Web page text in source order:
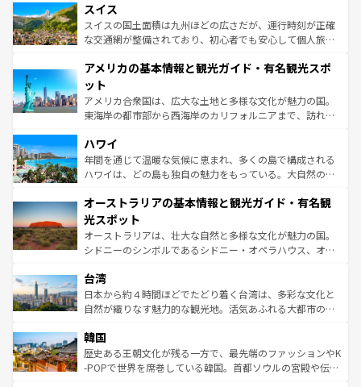
を参照してほしい。
は、お酒好きな人にはぜひ体験してほしい。 なお、新着の
ドイツ情報はコンテンツ一覧を参照してほしい。
リアごとに異なる魅力がある。また、優雅なアフタヌーン
ティー、ビール好きにはたまらない英国パブ、サッカー観
戦など、本場だからこそできる体験も豊富。イギリスを旅
ンツ一覧を参照してほしい。
スイス
スイスの国土面積は九州ほどの広さだが、運行時刻が正確
な交通網が整備されており、初心者でも安心して個人旅行
の建物がそのまま残る町や、スイスならではのユニークな
博物館もあり、アルプス観光だけでなく町歩きも満喫する
ことができる。国民の所得が高いため物価も高いが、旅行
者向けの交通パス提供のサービスもあり、うまく活用すれ
着のスイス情報は
アメリカの基本情報と観光ガイド・有名観光スポ
ット
アメリカ合衆国は、広大な土地と多様な文化が魅力の国。
東海岸の都市部から西海岸のカリフォルニアまで、訪れる
のような巨大都市は、観光、ショッピング、エンターテイ
ンメントが詰まった刺激的なスポットだ。一方、アメリカ
西部には大自然が広がり、グランドキャニオンやイエロー
部のニューオーリンズでは、音楽と美食が融合した独特の
文化が魅力。旅行者はアメリカの各地域で異なる魅力を楽
しみながら、その多様性と豊かな歴史を感じることができ
るだろう。車でのロードトリップや列車の旅も、アメリカ
情報は
ハワイ
年間を通じて温暖な気候に恵まれ、多くの島で構成される
ハワイは、どの島も独自の魅力をもっている。大自然の神
ワイ島は見逃せない。また、定番の観光地といえばオアフ
島だが、静かな自然を求めるならマウイ島やカウアイ島が
おすすめ。エメラルドグリーンに輝く海をはじめ、豊かな
文化や歴史が息づいている。「アロハスピリット」と呼ば
人々、おいしいローカルフードやハワイアンミュージッ
ク、伝統的なフラダンスなど、すべてがハワイの魅力を彩
っている。訪れるたびに新しい発見と感動が待っているハ
はコンテンツ一覧
オーストラリアの基本情報と観光ガイド・有名観
光スポット
オーストラリアは、壮大な自然と多様な文化が魅力の国。
シドニーのシンボルであるシドニー・オペラハウス、オー
リアリーフや大陸中央部にそびえるウルル（エアーズロッ
ク）、タスマニアの美しい原生林やケアンズの熱帯雨林な
ど、見どころがたくさん。また、カフェやワイン、オージ
いる。アクティビティも充実しており、サーフィンやダイ
ビング、ハイキングなど、アウトドア好きにはたまらな
い。オーストラリアの多彩な魅力を存分に味わいつくそ
台湾
日本から約４時間ほどでたどり着く台湾は、多彩な文化と
自然が織りなす魅力的な観光地。活気あふれる大都市の台
ン）、静ひつな山岳地帯である台湾東部など、都市の喧騒
と山間の静けさが共存しており、訪れる人に新しい発見と
驚きをもたらしてくれる。また、奥深い台湾の食文化も魅
韓国
歴史ある王朝文化が残る一方で、最先端のファッションやK
-POPで世界を席巻している韓国。首都ソウルの宮殿や伝統